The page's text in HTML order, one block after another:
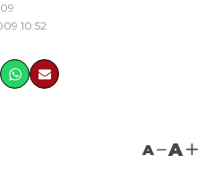
10:52
A A